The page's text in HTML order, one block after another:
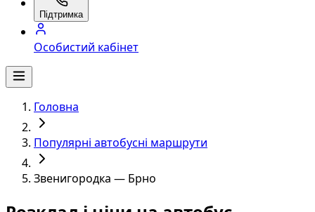
Підтримка
Особистий кабінет
Головна
Популярні автобусні маршрути
Звенигородка — Брно